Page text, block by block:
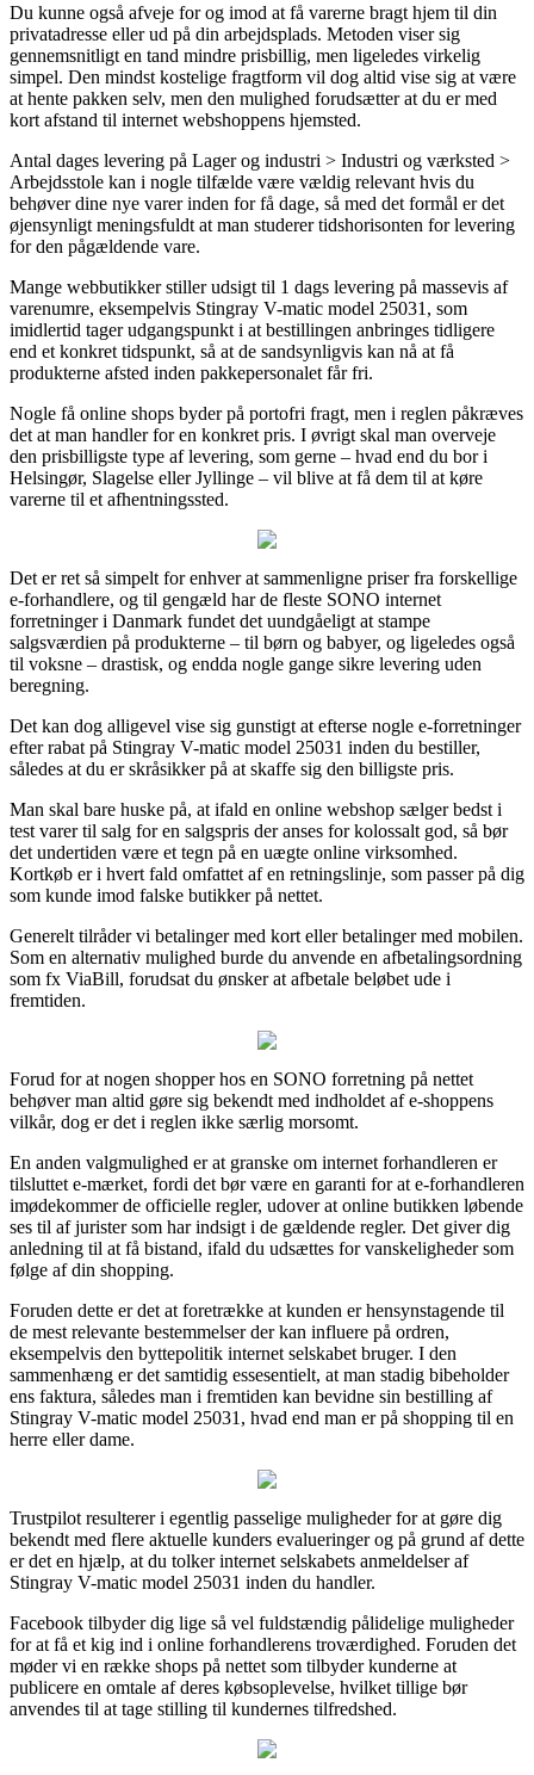
Du kunne også afveje for og imod at få varerne bragt hjem til din
privatadresse eller ud på din arbejdsplads. Metoden viser sig
gennemsnitligt en tand mindre prisbillig, men ligeledes virkelig
simpel. Den mindst kostelige fragtform vil dog altid vise sig at være
at hente pakken selv, men den mulighed forudsætter at du er med
kort afstand til internet webshoppens hjemsted.
Antal dages levering på Lager og industri > Industri og værksted >
Arbejdsstole kan i nogle tilfælde være vældig relevant hvis du
behøver dine nye varer inden for få dage, så med det formål er det
øjensynligt meningsfuldt at man studerer tidshorisonten for levering
for den pågældende vare.
Mange webbutikker stiller udsigt til 1 dags levering på massevis af
varenumre, eksempelvis Stingray V-matic model 25031, som
imidlertid tager udgangspunkt i at bestillingen anbringes tidligere
end et konkret tidspunkt, så at de sandsynligvis kan nå at få
produkterne afsted inden pakkepersonalet får fri.
Nogle få online shops byder på portofri fragt, men i reglen påkræves
det at man handler for en konkret pris. I øvrigt skal man overveje
den prisbilligste type af levering, som gerne – hvad end du bor i
Helsingør, Slagelse eller Jyllinge – vil blive at få dem til at køre
varerne til et afhentningssted.
Det er ret så simpelt for enhver at sammenligne priser fra forskellige
e-forhandlere, og til gengæld har de fleste SONO internet
forretninger i Danmark fundet det uundgåeligt at stampe
salgsværdien på produkterne – til børn og babyer, og ligeledes også
til voksne – drastisk, og endda nogle gange sikre levering uden
beregning.
Det kan dog alligevel vise sig gunstigt at efterse nogle e-forretninger
efter rabat på Stingray V-matic model 25031 inden du bestiller,
således at du er skråsikker på at skaffe sig den billigste pris.
Man skal bare huske på, at ifald en online webshop sælger bedst i
test varer til salg for en salgspris der anses for kolossalt god, så bør
det undertiden være et tegn på en uægte online virksomhed.
Kortkøb er i hvert fald omfattet af en retningslinje, som passer på dig
som kunde imod falske butikker på nettet.
Generelt tilråder vi betalinger med kort eller betalinger med mobilen.
Som en alternativ mulighed burde du anvende en afbetalingsordning
som fx ViaBill, forudsat du ønsker at afbetale beløbet ude i
fremtiden.
Forud for at nogen shopper hos en SONO forretning på nettet
behøver man altid gøre sig bekendt med indholdet af e-shoppens
vilkår, dog er det i reglen ikke særlig morsomt.
En anden valgmulighed er at granske om internet forhandleren er
tilsluttet e-mærket, fordi det bør være en garanti for at e-forhandleren
imødekommer de officielle regler, udover at online butikken løbende
ses til af jurister som har indsigt i de gældende regler. Det giver dig
anledning til at få bistand, ifald du udsættes for vanskeligheder som
følge af din shopping.
Foruden dette er det at foretrække at kunden er hensynstagende til
de mest relevante bestemmelser der kan influere på ordren,
eksempelvis den byttepolitik internet selskabet bruger. I den
sammenhæng er det samtidig essesentielt, at man stadig bibeholder
ens faktura, således man i fremtiden kan bevidne sin bestilling af
Stingray V-matic model 25031, hvad end man er på shopping til en
herre eller dame.
Trustpilot resulterer i egentlig passelige muligheder for at gøre dig
bekendt med flere aktuelle kunders evalueringer og på grund af dette
er det en hjælp, at du tolker internet selskabets anmeldelser af
Stingray V-matic model 25031 inden du handler.
Facebook tilbyder dig lige så vel fuldstændig pålidelige muligheder
for at få et kig ind i online forhandlerens troværdighed. Foruden det
møder vi en række shops på nettet som tilbyder kunderne at
publicere en omtale af deres købsoplevelse, hvilket tillige bør
anvendes til at tage stilling til kundernes tilfredshed.